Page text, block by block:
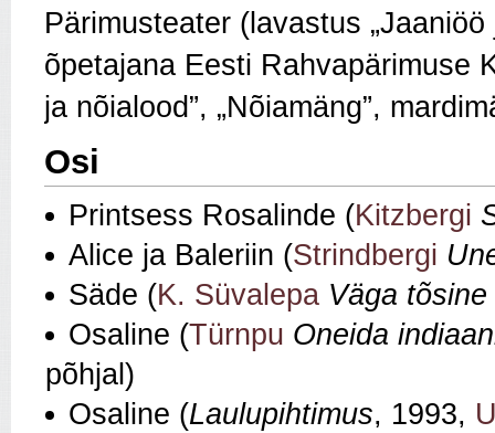
Pärimusteater (lavastus
õpetajana Eesti Rahvapärimuse
ja nõialood”, „Nõiamäng”,
Osi
Printsess Rosalinde (Kitzbergi
Alice ja Baleriin (Strindbergi
Säde (K. Süvalepa Väga
Osaline (Türnpu Oneida
põhjal)
Osaline (Laulupihtimus, 1993,